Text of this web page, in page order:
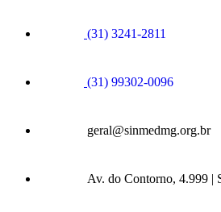
(31) 3241-2811
(31) 99302-0096
geral@sinmedmg.org.br
Av. do Contorno, 4.999 |